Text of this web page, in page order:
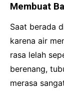
Membuat
Saat berada
karena air
rasa lelah
berenang,
merasa